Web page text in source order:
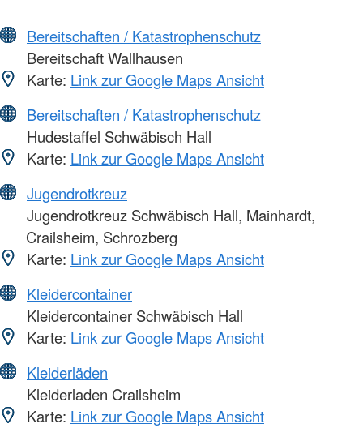
Bereitschaften / Katastrophenschutz
Bereitschaft Wallhausen
Karte: Link zur Google Maps Ansicht
Bereitschaften / Katastrophenschutz
Hudestaffel Schwäbisch Hall
Karte: Link zur Google Maps Ansicht
Jugendrotkreuz
Jugendrotkreuz Schwäbisch Hall, Mainhardt,
Crailsheim, Schrozberg
Karte: Link zur Google Maps Ansicht
Kleidercontainer
Kleidercontainer Schwäbisch Hall
Karte: Link zur Google Maps Ansicht
Kleiderläden
Kleiderladen Crailsheim
Karte: Link zur Google Maps Ansicht